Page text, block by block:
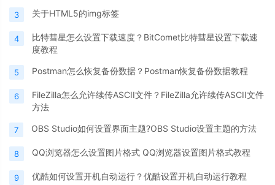
3 关于HTML5的img标签
4
比特彗星怎么设置下载速度？BitComet比特彗星设置下载速
度教程
5 Postman怎么恢复备份数据？Postman恢复备份数据教程
6
FileZilla怎么允许续传ASCII文件？FileZilla允许续传ASCII文件
方法
7 OBS Studio如何设置界面主题?OBS Studio设置主题的方法
8 QQ浏览器怎么设置图片格式 QQ浏览器设置图片格式教程
9 优酷如何设置开机自动运行？优酷设置开机自动运行教程